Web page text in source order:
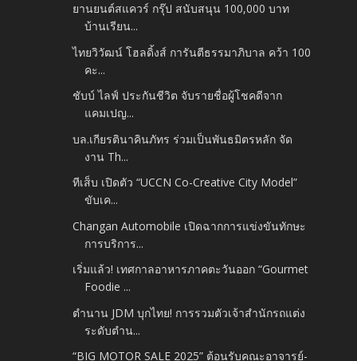
ยานยนต์สแควร์ กรุ๊ป สนับสนุน 100,000 บาท
บ้านเรียน...
ไทยวิวัฒน์ โฮลดิ้งส์ การันตีธรรมาภิบาล คว้า 100
คะ...
ชับบ์ ไลฟ์ ประกันชีวิต จับรายชื่อผู้โชคดีจาก
แคมเปญ...
บล.เกียรตินาคินภัทร ร่วมเป็นพันธมิตรหลัก จัด
งาน Th...
ทีเส็บ เปิดตัว “UCCN Co-Creative City Model”
ขับเค...
Changan Automobile เปิดฉากการแข่งขันทักษะ
การบริการ...
เริ่มแล้ว! เทศกาลอาหารภาคตะวันออก “Gourmet
Foodie ...
ตำนาน JDM บุกไทย! การรวมตัวเจ้าสำนักรถแต่ง
ระดับตำน...
“BIG MOTOR SALE 2025” ต้อนรับคณะอาจารย์-